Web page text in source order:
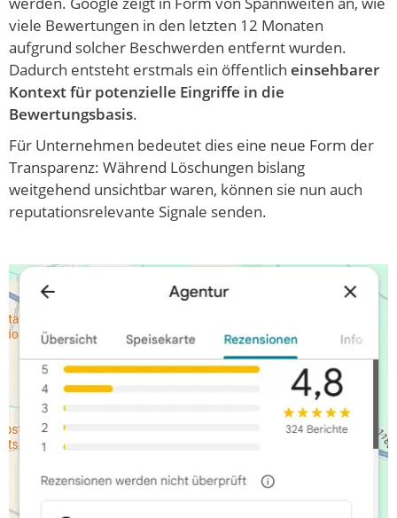
viele Bewertungen in den letzten 12 Monaten
aufgrund solcher Beschwerden entfernt wurden.
Dadurch entsteht erstmals ein öffentlich einsehbarer
Kontext für potenzielle Eingriffe in die
Bewertungsbasis.
Für Unternehmen bedeutet dies eine neue Form der
Transparenz: Während Löschungen bislang
weitgehend unsichtbar waren, können sie nun auch
reputationsrelevante Signale senden.